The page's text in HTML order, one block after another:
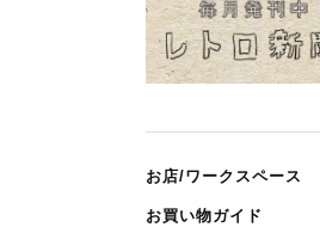
お店/ワークスペース
お買い物ガイド